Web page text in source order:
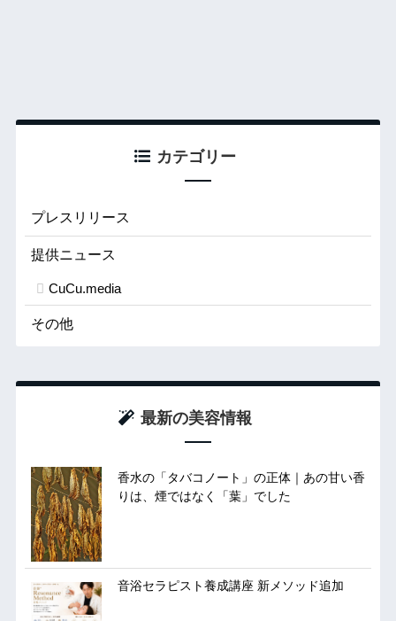
カテゴリー
プレスリリース
提供ニュース
CuCu.media
その他
最新の美容情報
香水の「タバコノート」の正体｜あの甘い香
りは、煙ではなく「葉」でした
音浴セラピスト養成講座 新メソッド追加